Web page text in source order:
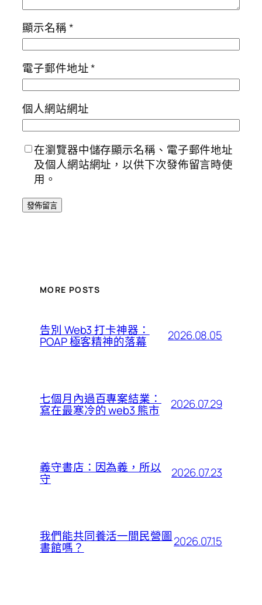
顯示名稱*
電子郵件地址*
個人網站網址
在瀏覽器中儲存顯示名稱、電子郵件地址
及個人網站網址，以供下次發佈留言時使
用。
MORE POSTS
告別 Web3 打卡神器：
POAP 極客精神的落幕 2026.08.05
七個月內過百專案結業：
寫在最寒冷的 web3 熊市 2026.07.29
義守書店：因為義，所以
守 2026.07.23
我們能共同養活一間民營圖
書館嗎？ 2026.07.15